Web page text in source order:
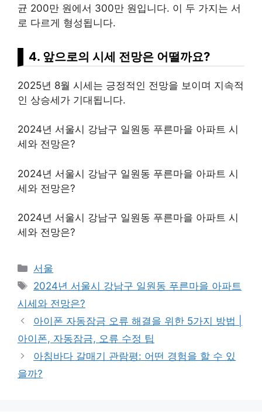
균 200만 원에서 300만 원입니다. 이 두 가지는 서
로 다르게 형성됩니다.
4. 앞으로의 시세 전망은 어떨까요?
2025년 8월 시세는 긍정적인 전망을 보이며 지속적
인 상승세가 기대됩니다.
2024년 서울시 강남구 일원동 푸른마을 아파트 시
세와 전망은?
2024년 서울시 강남구 일원동 푸른마을 아파트 시
세와 전망은?
2024년 서울시 강남구 일원동 푸른마을 아파트 시
세와 전망은?
Categories
서울
Tags
2024년 서울시 강남구 일원동 푸른마을 아파트
시세와 전망은?
아이폰 자동잠금 오류 해결을 위한 5가지 방법 |
아이폰, 자동잠금, 오류 수정 팁
아침바다 갈매기 관람평: 어떤 경험을 할 수 있
을까?